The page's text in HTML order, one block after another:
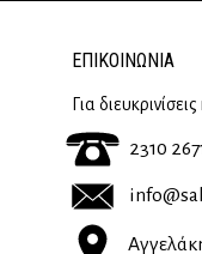
ΕΠΙΚΟΙΝΩΝΊΑ
Για
2310